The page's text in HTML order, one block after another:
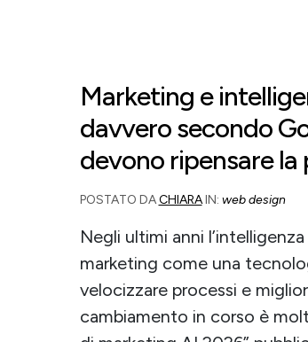
Marketing e
davvero secondo
devono ripensare
POSTATO DACHIARAIN: web design
Negli ultimi anni
marketing come una
velocizzare processi e
cambiamento in corso è